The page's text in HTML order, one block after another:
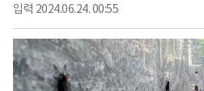
입력 2024.06.24. 00:55